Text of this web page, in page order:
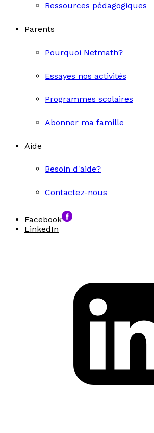
Ressources pédagogiques
Parents
Pourquoi Netmath?
Essayes nos activités
Programmes scolaires
Abonner ma famille
Aide
Besoin d'aide?
Contactez-nous
Facebook
LinkedIn